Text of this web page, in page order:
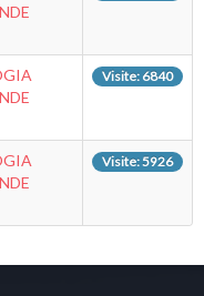
Visite: 6840
Visite: 5926